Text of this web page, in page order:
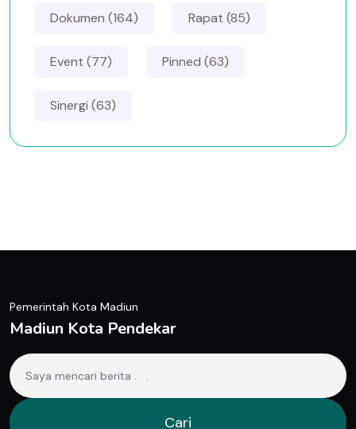
Dokumen (164) Rapat (85)
Event (77) Pinned (63)
Sinergi (63)
Pemerintah Kota Madiun
Madiun Kota Pendekar
Cari